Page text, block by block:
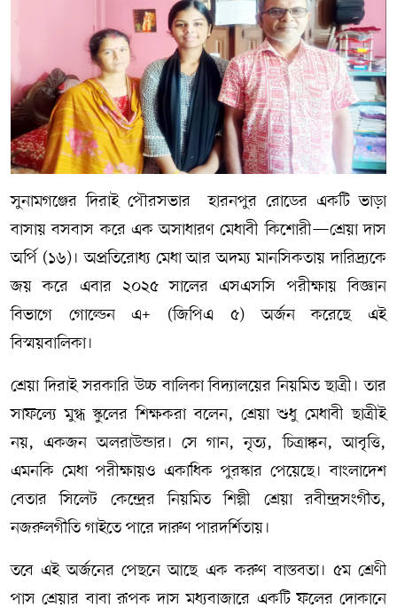
সুনামগঞ্জের দিরাই পৌরসভার হারনপুর রোডের একটি ভাড়া
বাসায় বসবাস করে এক অসাধারণ মেধাবী কিশোরী—শ্রেয়া দাস
অর্পি (১৬)। অপ্রতিরোধ্য মেধা আর অদম্য মানসিকতায় দারিদ্র্যকে
জয় করে এবার ২০২৫ সালের এসএসসি পরীক্ষায় বিজ্ঞান
বিভাগে গোল্ডেন এ+ (জিপিএ ৫) অর্জন করেছে এই
বিস্ময়বালিকা।
শ্রেয়া দিরাই সরকারি উচ্চ বালিকা বিদ্যালয়ের নিয়মিত ছাত্রী। তার
সাফল্যে মুগ্ধ স্কুলের শিক্ষকরা বলেন, শ্রেয়া শুধু মেধাবী ছাত্রীই
নয়, একজন অলরাউন্ডার। সে গান, নৃত্য, চিত্রাঙ্কন, আবৃত্তি,
এমনকি মেধা পরীক্ষায়ও একাধিক পুরস্কার পেয়েছে। বাংলাদেশ
বেতার সিলেট কেন্দ্রের নিয়মিত শিল্পী শ্রেয়া রবীন্দ্রসংগীত,
নজরুলগীতি গাইতে পারে দারুণ পারদর্শিতায়।
তবে এই অর্জনের পেছনে আছে এক করুণ বাস্তবতা। ৫ম শ্রেণী
পাস শ্রেয়ার বাবা রূপক দাস মধ্যবাজারে একটি ফলের দোকানে
সম্পাদকীয় কলাম
ABOUT US
DIAL SYLHET